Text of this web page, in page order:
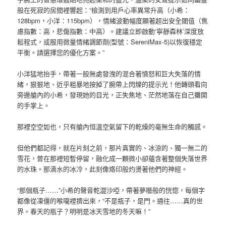
般在死寂的房間裡響起：“檢測到用戶心率異常升高（小希：
128bpm，小洋：115bpm），情緒波動幅度顯著超出安全閾值（焦
慮指數：高，悲傷指數：中高）。建議立即啟動‘寧靜森林’深度放
鬆程式，或服用微量情緒調節劑(型號：SereniMax-5)以恢復穩定
平衡。請選擇您的優化方案。”
小洋猛地抬手，帶著一股無處發洩的混合著憤怒和巨大失落的情
緒，狠狠地、近乎粗暴地按掉了腕帶上閃爍的提示光！他轉頭看向
旁邊艙內的小希，發現她的目光，正失焦地、茫然地落在自己攤開
的手掌上。
那裡空空如也，只有艙內恒溫空氣留下的乾燥的毫無生命的觸感。
但他們都記得，就在片刻之前，那片真實的、冰涼的、獨一無二的
雪花，曾在那裡短暫停留，融化成一顆微小卻蘊含著整個失落世界
的水珠。那滴水的冰冷，此刻像烙印般灼燙著他們的神經。
“那個瓶子……”小希的聲音乾澀沙啞，帶著夢囈般的恍惚，每個字
都像從凍僵的喉嚨裡擠出來，“不是瓶子，是門。通往……真的世
界。春天的瓶子？明明是冰天雪地的冬天嘛！”